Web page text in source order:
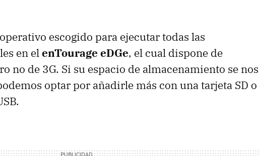
escogido para ejecutar todas las
en elenTourage eDGe, el cual dispone de
no de 3G. Si su espacio de almacenamiento se nos
optar por añadirle más con una tarjeta SD o
.